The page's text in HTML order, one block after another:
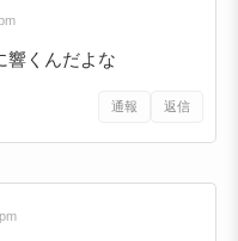
響くんだよな
通報 返信